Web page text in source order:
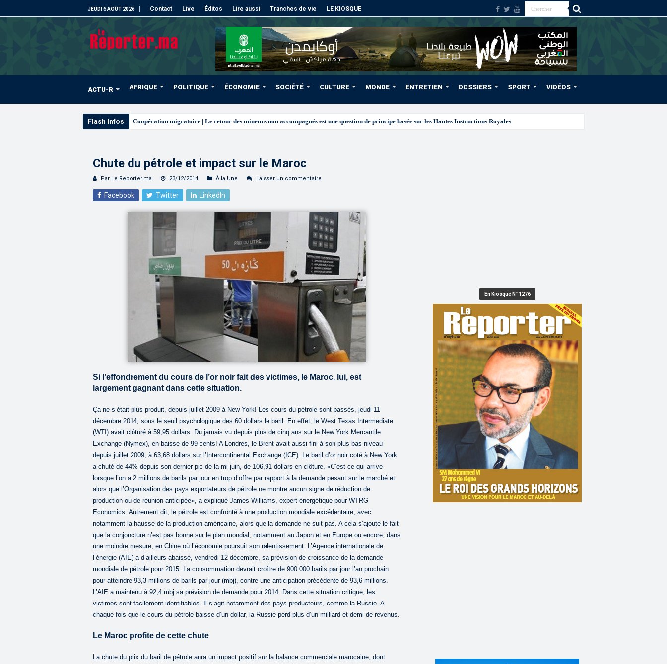
JEUDI 6 AOÛT 2026 Contact Live Éditos Lire aussi Tranches de vie LE KIOSQUE
ACTU-R AFRIQUE POLITIQUE ÉCONOMIE SOCIÉTÉ CULTURE MONDE ENTRETIEN DOSSIERS SPORT VIDÉOS
Flash Infos L’ONMT renforce l’attractivit
Chute du pétrole et impact sur le Maroc
Par Le Reporter.ma 23/12/2014 À la Une Laisser un commentaire
Facebook Twitter LinkedIn
Si l’effondrement du cours de l’or noir fait des victimes, le Maroc, lui, est
largement gagnant dans cette situation.
Ça ne s’était plus produit, depuis juillet 2009 à New York! Les cours du pétrole sont passés, jeudi 11
décembre 2014, sous le seuil psychologique des 60 dollars le baril. En effet, le West Texas Intermediate
(WTI) avait clôturé à 59,95 dollars. Du jamais vu depuis plus de cinq ans sur le New York Mercantile
Exchange (Nymex), en baisse de 99 cents! A Londres, le Brent avait aussi fini à son plus bas niveau
depuis juillet 2009, à 63,68 dollars sur l’Intercontinental Exchange (ICE). Le baril d’or noir coté à New York
a chuté de 44% depuis son dernier pic de la mi-juin, de 106,91 dollars en clôture. «C’est ce qui arrive
lorsque l’on a 2 millions de barils par jour en trop d’offre par rapport à la demande pesant sur le marché et
alors que l’Organisation des pays exportateurs de pétrole ne montre aucun signe de réduction de
production ou de réunion anticipée», a expliqué James Williams, expert énergétique pour WTRG
Economics. Autrement dit, le pétrole est confronté à une production mondiale excédentaire, avec
notamment la hausse de la production américaine, alors que la demande ne suit pas. A cela s’ajoute le fait
que la conjoncture n’est pas bonne sur le plan mondial, notamment au Japon et en Europe ou encore, dans
une moindre mesure, en Chine où l’économie poursuit son ralentissement. L’Agence internationale de
l’énergie (AIE) a d’ailleurs abaissé, vendredi 12 décembre, sa prévision de croissance de la demande
mondiale de pétrole pour 2015. La consommation devrait croître de 900.000 barils par jour l’an prochain
pour atteindre 93,3 millions de barils par jour (mbj), contre une anticipation précédente de 93,6 millions.
L’AIE a maintenu à 92,4 mbj sa prévision de demande pour 2014. Dans cette situation critique, les
victimes sont facilement identifiables. Il s’agit notamment des pays producteurs, comme la Russie. A
chaque fois que le cours du pétrole baisse d’un dollar, la Russie perd plus d’un milliard et demi de revenus.
Le Maroc profite de cette chute
La chute du prix du baril de pétrole aura un impact positif sur la balance commerciale marocaine, dont
En Kiosque N° 1276